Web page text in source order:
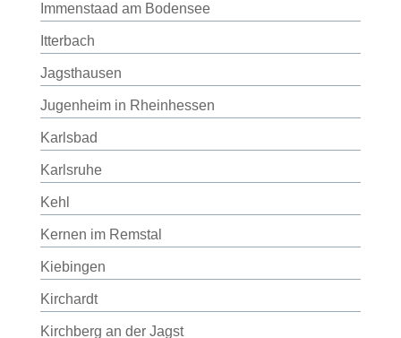
Immenstaad am Bodensee
Itterbach
Jagsthausen
Jugenheim in Rheinhessen
Karlsbad
Karlsruhe
Kehl
Kernen im Remstal
Kiebingen
Kirchardt
Kirchberg an der Jagst